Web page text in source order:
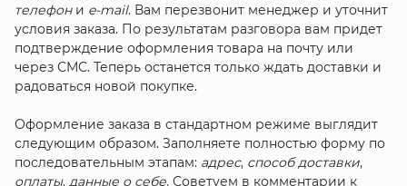
телефони e-mail. Вам перезвонит менеджер и уточнит
условия заказа. По результатам разговора вам придет
подтверждение оформления товара на почту или
через СМС. Теперь останется только ждать доставки и
радоваться новой покупке.
Оформление заказа в стандартном режиме выглядит
следующим образом. Заполняете полностью форму по
последовательным этапам: адрес, способ доставки,
оплаты, данные о себе. Советуем в комментарии к